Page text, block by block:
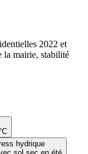
hydrique
2022 et
la mairie, stabilité